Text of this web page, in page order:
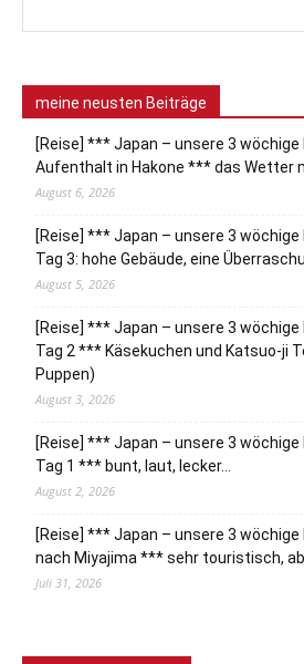
meine neusten Beiträge
[Reise] *** Japan – unsere 3
Aufenthalt in Hakone *** das Wetter
August 6, 2026
[Reise] *** Japan – unsere 3
Tag 3: hohe Gebäude, eine
August 5, 2026
[Reise] *** Japan – unsere 3
Tag 2 *** Käsekuchen und Katsuo-ji
Puppen)
August 3, 2026
[Reise] *** Japan – unsere 3
Tag 1 *** bunt, laut, lecker…
August 2, 2026
[Reise] *** Japan – unsere 3
nach Miyajima *** sehr touristisch,
Juli 31, 2026